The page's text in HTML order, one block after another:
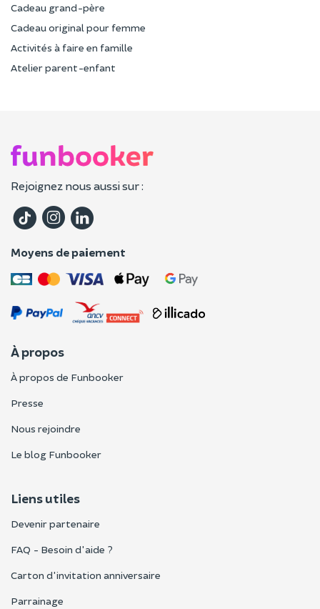
Cadeau grand-père
Cadeau original pour femme
Activités à faire en famille
Atelier parent-enfant
Rejoignez nous aussi sur :
Moyens de paiement
À propos
À propos de Funbooker
Presse
Nous rejoindre
Le blog Funbooker
Liens utiles
Devenir partenaire
FAQ - Besoin d'aide ?
Carton d'invitation anniversaire
Parrainage